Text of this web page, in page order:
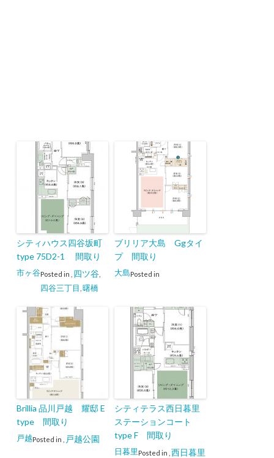
シティハウス四谷坂町
type 75D2-1 間取り
Posted in
市ヶ谷 四ツ谷,
四谷三丁目 曙橋
ブリリア大島 Ggタイ
プ 間取り
Posted in
大島
Brillia 品川戸越 耀邸 E
type 間取り
Posted in
戸越 戸越公園
シティテラス西日暮里
ステーションコート
type F 間取り
Posted in
日暮里 西日暮里